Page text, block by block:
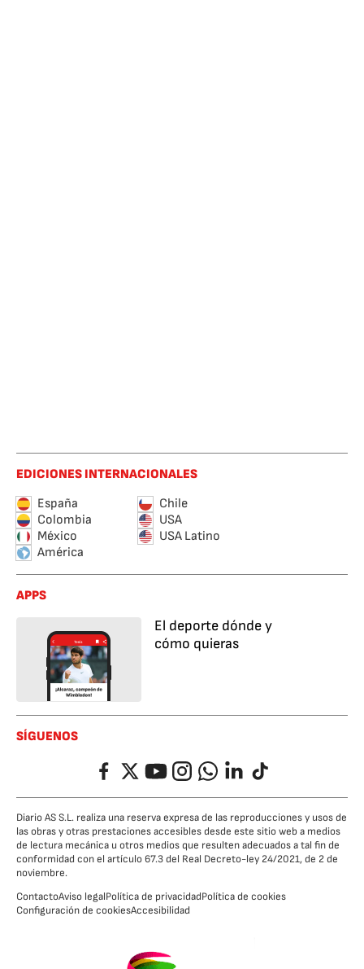
EDICIONES INTERNACIONALES
España
Chile
Colombia
USA
México
USA Latino
América
APPS
El deporte dónde y
cómo quieras
SÍGUENOS
FacebookTwitterYouTubeInstagramWhatsappLinkedIn
TikTok
Diario AS S.L. realiza una reserva expresa de las reproducciones y usos de
las obras y otras prestaciones accesibles desde este sitio web a medios
de lectura mecánica u otros medios que resulten adecuados a tal fin de
conformidad con el artículo 67.3 del Real Decreto-ley 24/2021, de 2 de
noviembre.
ContactoAviso legalPolítica de privacidadPolítica de cookies
Configuración de cookiesAccesibilidad